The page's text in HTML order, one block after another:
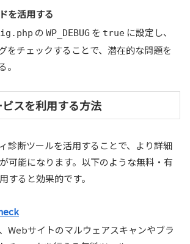
を活用する
の WP_DEBUG を true に設定し、
をチェックすることで、潜在的な問題を
。
スを利用する方法
診断ツールを活用することで、より詳細
可能になります。以下のような無料・有
すると効果的です。
Webサイトのマルウェアスキャンやブラ